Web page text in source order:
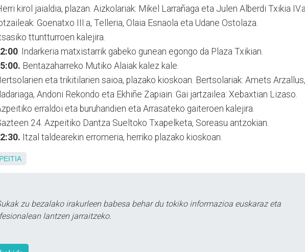
kirol jaialdia, plazan. Aizkolariak: Mikel Larrañaga eta Julen Alberdi Txikia IV.a.
Goenatxo III.a, Telleria, Olaia Esnaola eta Udane Ostolaza.
ttuntturroen kalejira.
. Indarkeria matxistarrik gabeko gunean egongo da Plaza Txikian.
Bentazaharreko Mutiko Alaiak kalez kale.
eta trikitilarien saioa, plazako kioskoan. Bertsolariak: Amets Arzallus,
Andoni Rekondo eta Ekhiñe Zapiain. Gai jartzailea: Xebaxtian Lizaso.
erraldoi eta buruhandien eta Arrasateko gaiteroen kalejira.
24. Azpeitiko Dantza Sueltoko Txapelketa, Soreasu antzokian.
Itzal taldearekin erromeria, herriko plazako kioskoan.
zu bezalako irakurleen babesa behar du tokiko informazioa euskaraz eta
lantzen jarraitzeko.